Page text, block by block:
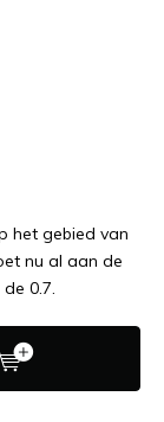
het gebied van
nu al aan de
0.7.